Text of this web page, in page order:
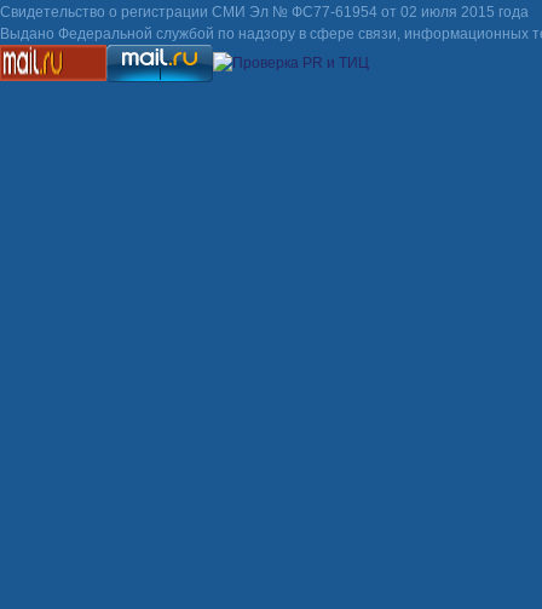
Свидетельство о регистрации СМИ Эл № ФС77-61954 от 02 июля 2015 года
Выдано Федеральной службой по надзору в сфере связи, информационных